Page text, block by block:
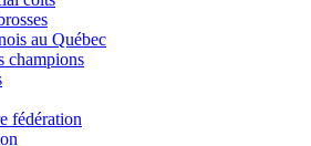
au Québec
champions
fédération